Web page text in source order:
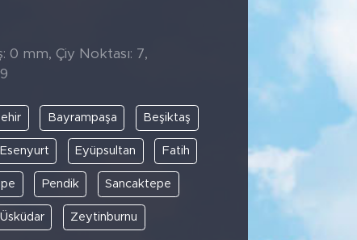
0 mm, Çiy Noktası: 7,
Bayrampaşa Beşiktaş
Esenyurt Eyüpsultan Fatih
Pendik Sancaktepe
Üsküdar Zeytinburnu